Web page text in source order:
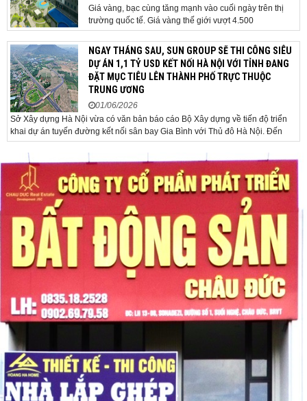
Giá vàng, bạc cùng tăng mạnh vào cuối ngày trên thị
trường quốc tế. Giá vàng thế giới vượt 4.500
USD/ounce. Cuối ngày 2-6, giá vàng hôm nay trên thị
trường quốc tế được giao dịch ở mức 4.520
USD/ounce, tăng khoảng 35 USD/ounce so với buổi
sáng. Trong phiên, có thời điểm giá vàng...
NGAY THÁNG SAU, SUN GROUP SẼ THI CÔNG SIÊU
DỰ ÁN 1,1 TỶ USD KẾT NỐI HÀ NỘI VỚI TỈNH ĐANG
ĐẶT MỤC TIÊU LÊN THÀNH PHỐ TRỰC THUỘC
TRUNG ƯƠNG
01/06/2026
Sở Xây dựng Hà Nội vừa có văn bản báo cáo Bộ Xây dựng về tiến độ triển
khai dự án tuyến đường kết nối sân bay Gia Bình với Thủ đô Hà Nội. Đến
nay, công tác giải phóng mặt bằng và chuẩn bị đầu tư của dự án đã ghi nhận
nhiều kết...